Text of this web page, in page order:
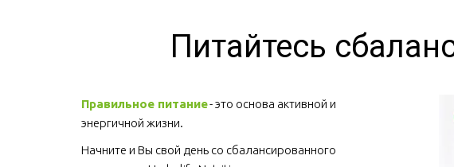
Питайтесь
Правильное питание - это основа активной и
энергичной жизни.
Начните и Вы свой день со сбалансированного